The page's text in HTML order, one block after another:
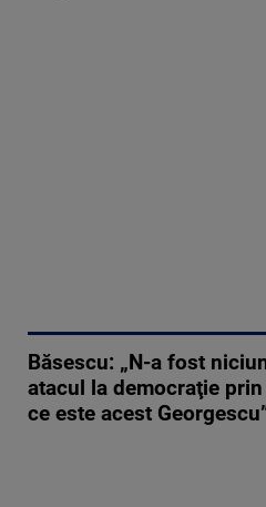
Băsescu: „N-a fost
atacul la democraţie
ce este acest